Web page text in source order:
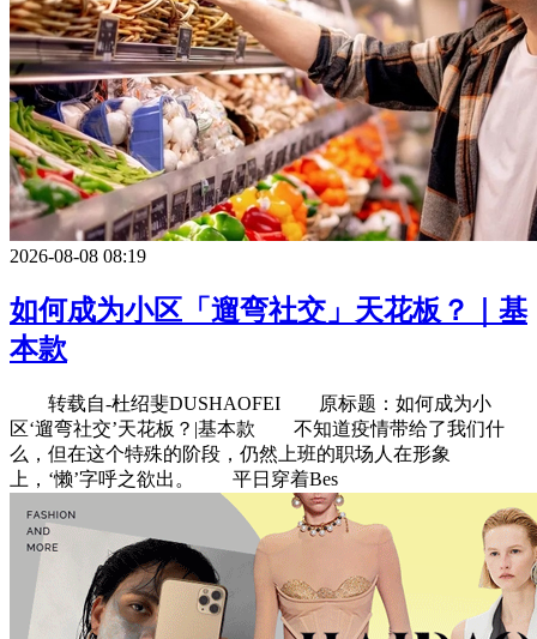
2026-08-08 08:19
如何成为小区「遛弯社交」天花板？｜基
本款
转载自-杜绍斐DUSHAOFEI 原标题：如何成为小
区‘遛弯社交’天花板？|基本款 不知道疫情带给了我们什
么，但在这个特殊的阶段，仍然上班的职场人在形象
上，‘懒’字呼之欲出。 平日穿着Bes